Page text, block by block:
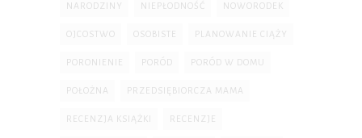
NARODZINY NIEPŁODNOŚĆ NOWORODEK
OJCOSTWO OSOBISTE PLANOWANIE CIĄŻY
PORONIENIE PORÓD PORÓD W DOMU
POŁOŻNA PRZEDSIĘBIORCZA MAMA
RECENZJA KSIĄŻKI RECENZJE